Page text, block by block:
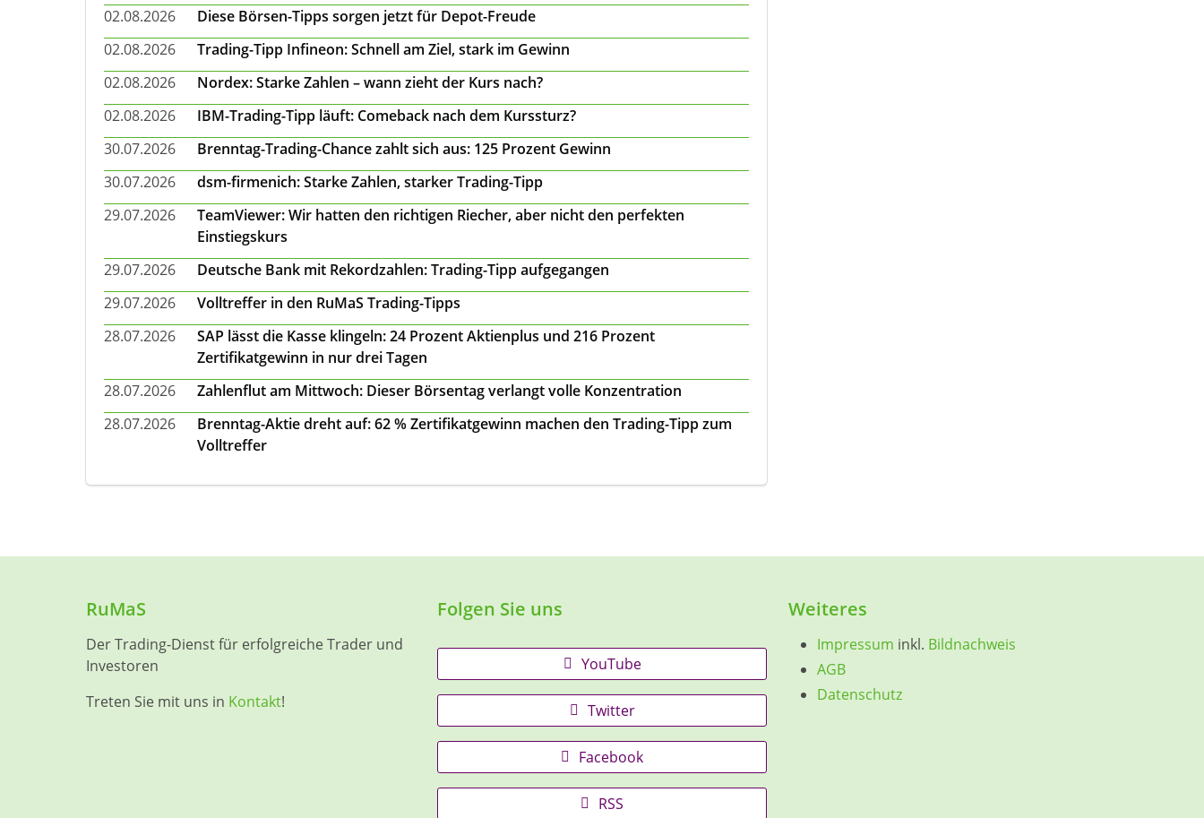
02.08.2026
Diese Börsen-Tipps sorgen jetzt für Depot-Freude
02.08.2026
Trading-Tipp Infineon: Schnell am Ziel, stark im Gewinn
02.08.2026
Nordex: Starke Zahlen – wann zieht der Kurs nach?
02.08.2026
IBM-Trading-Tipp läuft: Comeback nach dem Kurssturz?
30.07.2026
Brenntag-Trading-Chance zahlt sich aus: 125 Prozent Gewinn
30.07.2026
dsm-firmenich: Starke Zahlen, starker Trading-Tipp
29.07.2026
TeamViewer: Wir hatten den richtigen Riecher, aber nicht den perfekten
Einstiegskurs
29.07.2026
Deutsche Bank mit Rekordzahlen: Trading-Tipp aufgegangen
29.07.2026
Volltreffer in den RuMaS Trading-Tipps
28.07.2026
SAP lässt die Kasse klingeln: 24 Prozent Aktienplus und 216 Prozent
Zertifikatgewinn in nur drei Tagen
28.07.2026
Zahlenflut am Mittwoch: Dieser Börsentag verlangt volle Konzentration
28.07.2026
Brenntag-Aktie dreht auf: 62 % Zertifikatgewinn machen den Trading-Tipp zum
Volltreffer
RuMaS
Der Trading-Dienst für erfolgreiche Trader und
Investoren
Treten Sie mit uns in Kontakt!
Folgen Sie uns
YouTube
Twitter
Facebook
RSS
Weiteres
Impressum inkl. Bildnachweis
AGB
Datenschutz